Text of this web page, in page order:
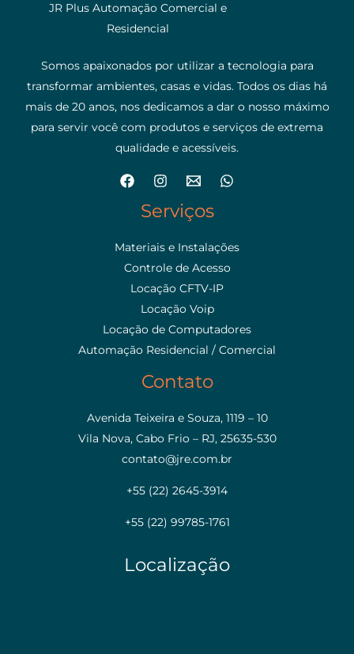
JR Plus Automação Comercial e
Residencial
Somos apaixonados por utilizar a tecnologia para
transformar ambientes, casas e vidas. Todos os dias há
mais de 20 anos, nos dedicamos a dar o nosso máximo
para servir você com produtos e serviços de extrema
qualidade e acessíveis.
Serviços
Materiais e Instalações
Controle de Acesso
Locação CFTV-IP
Locação Voip
Locação de Computadores
Automação Residencial / Comercial
Contato
Avenida Teixeira e Souza, 1119 – 10
Vila Nova, Cabo Frio – RJ, 25635-530
contato@jre.com.br
+55 (22) 2645-3914
+55 (22) 99785-1761
Localização